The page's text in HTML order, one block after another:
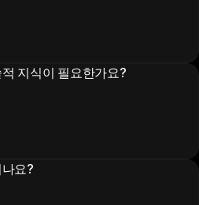
지식이 필요한가요?
요?